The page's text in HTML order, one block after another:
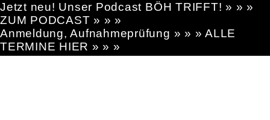
Jetzt neu! Unser Podcast BÖH TRIFFT! » » »
ZUM PODCAST » » »
Anmeldung, Aufnahmeprüfung » » » ALLE
TERMINE HIER » » »